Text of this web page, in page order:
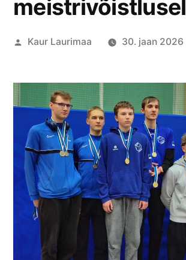
meistrivõistlusel
Posted
Kaur Laurimaa 30. jaan 2026